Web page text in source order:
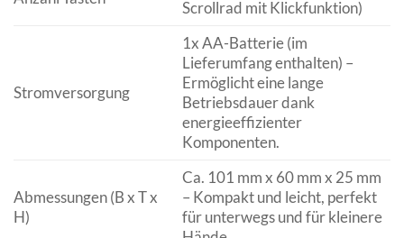
Scrollrad mit Klickfunktion)
Stromversorgung
1x AA-Batterie (im
Lieferumfang enthalten) –
Ermöglicht eine lange
Betriebsdauer dank
energieeffizienter
Komponenten.
Abmessungen (B x T x
H)
Ca. 101 mm x 60 mm x 25 mm
– Kompakt und leicht, perfekt
für unterwegs und für kleinere